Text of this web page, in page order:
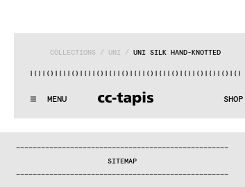
MENU SHOP
COLLECTIONS / UNI / UNI SILK HAND-KNOTTED
)|() |() |() |() |() |() |() |() |() |() |() |() |() |() |() |() |(
:..:^:..:^:. .:^:..:^:..:^:..:^:. .:^:..:^
WE MAKE RUGS
———————————————————————————————————————————————————
SITEMAP
———————————————————————————————————————————————————